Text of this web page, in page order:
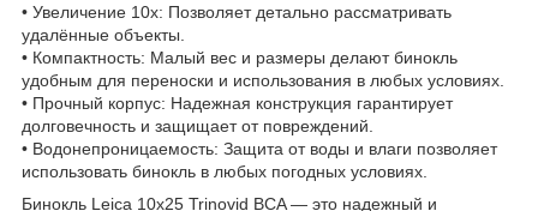
• Увеличение 10x: Позволяет детально рассматривать
удалённые объекты.
• Компактность: Малый вес и размеры делают бинокль
удобным для переноски и использования в любых условиях.
• Прочный корпус: Надежная конструкция гарантирует
долговечность и защищает от повреждений.
• Водонепроницаемость: Защита от воды и влаги позволяет
использовать бинокль в любых погодных условиях.
Бинокль Leica 10x25 Trinovid BCA — это надежный и